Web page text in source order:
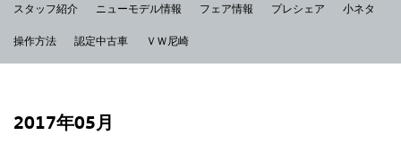
スタッフ紹介 ニューモデル情報 フェア情報 プレシェア 小ネタ
操作方法 認定中古車 ＶＷ尼崎
2017年05月